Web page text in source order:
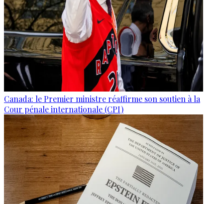
Canada: le Premier ministre réaffirme son soutien à la
Cour pénale internationale (CPI)